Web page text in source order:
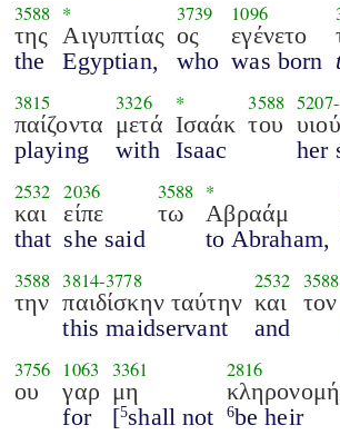
3588
της
the
*
Αιγυπτίας
Egyptian,
3739
ος
who
1096
εγένετο
was born
3815
παίζοντα
playing
3326
μετά
with
*
Ισαάκ
Isaac
3588
του
5207-
her
2532
και
that
2036
είπε
she said
3588
τω
*
Αβραάμ
to Abraham,
3588
την
3814-3778
παιδίσκην ταύτην
this maidservant
2532
και
and
3588
τον
3756
ου
1063
γαρ
for
3361
μη
[5shall not
2816
6be heir